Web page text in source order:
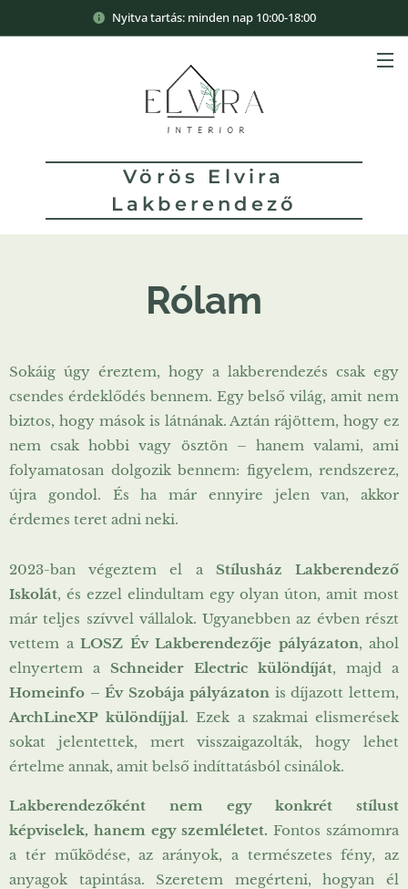
Nyitva tartás: minden nap 10:00-18:00
Vörös Elvira
Lakberendező
Rólam
Sokáig úgy éreztem, hogy a lakberendezés csak egy
csendes érdeklődés bennem. Egy belső világ, amit nem
biztos, hogy mások is látnának. Aztán rájöttem, hogy ez
nem csak hobbi vagy ösztön – hanem valami, ami
folyamatosan dolgozik bennem: figyelem, rendszerez,
újra gondol. És ha már ennyire jelen van, akkor
érdemes teret adni neki.
2023-ban végeztem el a Stílusház Lakberendező
Iskolát, és ezzel elindultam egy olyan úton, amit most
már teljes szívvel vállalok. Ugyanebben az évben részt
vettem a LOSZ Év Lakberendezője pályázaton, ahol
elnyertem aSchneider Electric különdíját, majd a
Homeinfo – Év Szobája pályázaton is díjazott lettem,
ArchLineXP különdíjjal. Ezek a szakmai elismerések
sokat jelentettek, mert visszaigazolták, hogy lehet
értelme annak, amit belső indíttatásból csinálok.
Lakberendezőként nem egy konkrét stílust
képviselek, hanem egy szemléletet.Fontos számomra
a tér működése, az arányok, a természetes fény, az
anyagok tapintása. Szeretem megérteni, hogyan él